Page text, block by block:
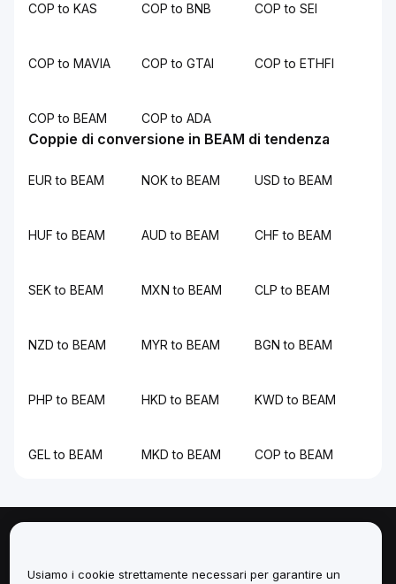
COP to KAS COP to BNB COP to SEI
COP to MAVIA COP to GTAI COP to ETHFI
COP to BEAM COP to ADA
Coppie di conversione in BEAM di tendenza
EUR to BEAM NOK to BEAM USD to BEAM
HUF to BEAM AUD to BEAM CHF to BEAM
SEK to BEAM MXN to BEAM CLP to BEAM
NZD to BEAM MYR to BEAM BGN to BEAM
PHP to BEAM HKD to BEAM KWD to BEAM
GEL to BEAM MKD to BEAM COP to BEAM
Usiamo i cookie strettamente necessari per garantire un